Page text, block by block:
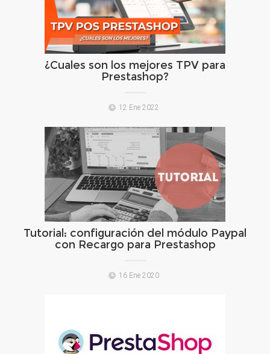
¿Cuales son los mejores TPV para
Prestashop?
12 Ene 2022
Tutorial: configuración del módulo Paypal
con Recargo para Prestashop
16 Ene 2020